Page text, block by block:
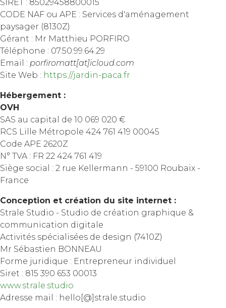
SIRET : 85029458800015
CODE NAF ou APE : Services d'aménagement
paysager (8130Z)
Gérant : Mr Matthieu PORFIRO
Téléphone : 07.50.99.64.29
Email : porfiromatt[at]icloud.com
Site Web : https://jardin-paca.fr
Hébergement :
OVH
SAS au capital de 10 069 020 €
RCS Lille Métropole 424 761 419 00045
Code APE 2620Z
N° TVA : FR 22 424 761 419
Siège social : 2 rue Kellermann - 59100 Roubaix -
France
Conception et création du site internet :
Strale Studio - Studio de création graphique &
communication digitale
Activités spécialisées de design (7410Z)
Mr Sébastien BONNEAU
Forme juridique : Entrepreneur individuel
Siret : 815 390 653 00013
www.strale.studio
Adresse mail : hello[@]strale.studio